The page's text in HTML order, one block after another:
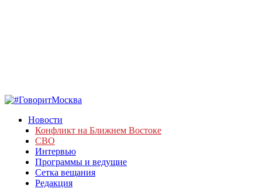
Новости
Конфликт на Ближнем Востоке
СВО
Интервью
Программы и ведущие
Сетка вещания
Редакция